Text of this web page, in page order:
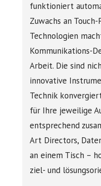
funktioniert
Zuwachs an
Technologien
Kommunikations-
Arbeit. Die sind
innovative
Technik
für Ihre jeweilige
entsprechend
Art Directors,
an einem Tisch –
ziel- und